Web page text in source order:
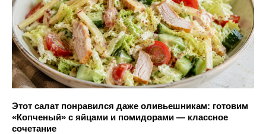
Этот салат понравился даже оливьешникам: готовим
«Копченый» с яйцами и помидорами — классное
сочетание